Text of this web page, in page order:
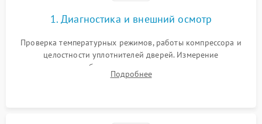
1. Диагностика и внешний осмотр
Проверка температурных режимов, работы компрессора и
целостности уплотнителей дверей. Измерение
сопротивления обмоток мотора, проверка термостата и
считывание кодов ошибок с электронного дисплея.
Подробнее